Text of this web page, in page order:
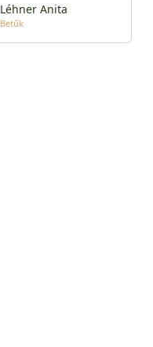
Léhner Anita
Betűk